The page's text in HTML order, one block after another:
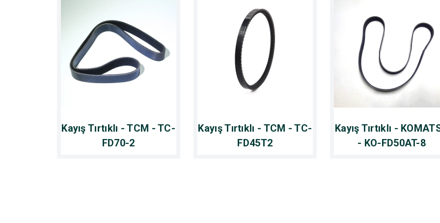
Kayış Tırtıklı - TCM - TC-
FD70-2
Kayış Tırtıklı - TCM - TC-
FD45T2
Kayış Tırtıklı -
- KO-FD50AT-8